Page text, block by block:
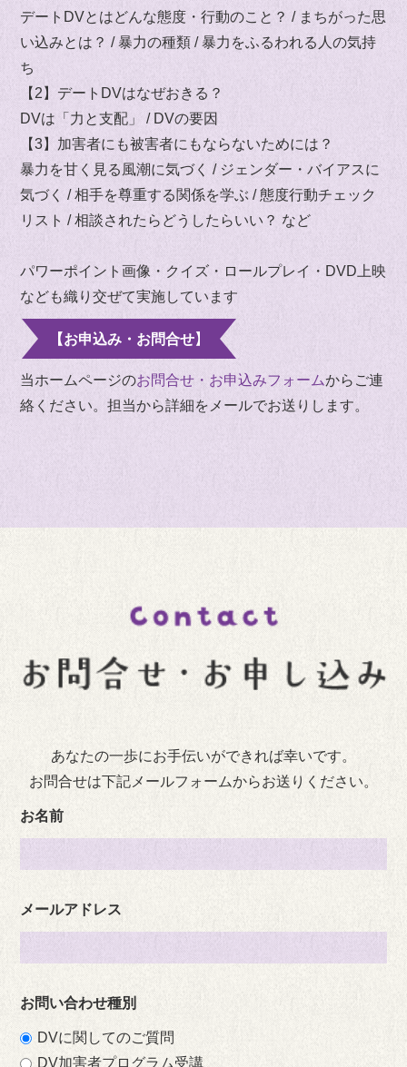
デートDVとはどんな態度・行動のこと？ / まちがった思
い込みとは？ / 暴力の種類 / 暴力をふるわれる人の気持
ち
【2】デートDVはなぜおきる？
DVは「力と支配」 / DVの要因
【3】加害者にも被害者にもならないためには？
暴力を甘く見る風潮に気づく / ジェンダー・バイアスに
気づく / 相手を尊重する関係を学ぶ / 態度行動チェック
リスト / 相談されたらどうしたらいい？ など
パワーポイント画像・クイズ・ロールプレイ・DVD上映
なども織り交ぜて実施しています
【お申込み・お問合せ】
当ホームページのお問合せ・お申込みフォームからご連
絡ください。担当から詳細をメールでお送りします。
あなたの一歩にお手伝いができれば幸いです。
お問合せは下記メールフォームからお送りください。
お名前
メールアドレス
お問い合わせ種別
DVに関してのご質問
DV加害者プログラム受講